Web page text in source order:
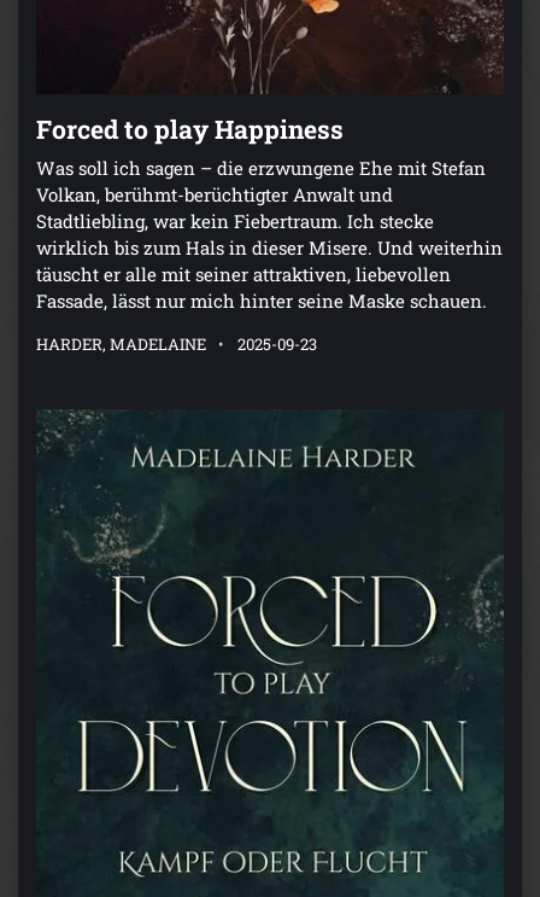
Forced to play Happiness
Was soll ich sagen – die erzwungene Ehe mit Stefan
Volkan, berühmt-berüchtigter Anwalt und
Stadtliebling, war kein Fiebertraum. Ich stecke
wirklich bis zum Hals in dieser Misere. Und weiterhin
täuscht er alle mit seiner attraktiven, liebevollen
Fassade, lässt nur mich hinter seine Maske schauen.
HARDER, MADELAINE 2025-09-23